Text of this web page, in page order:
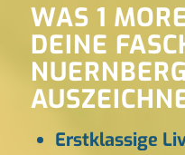
WAS 1
DEINE
NUERNBERG
Erstklassige